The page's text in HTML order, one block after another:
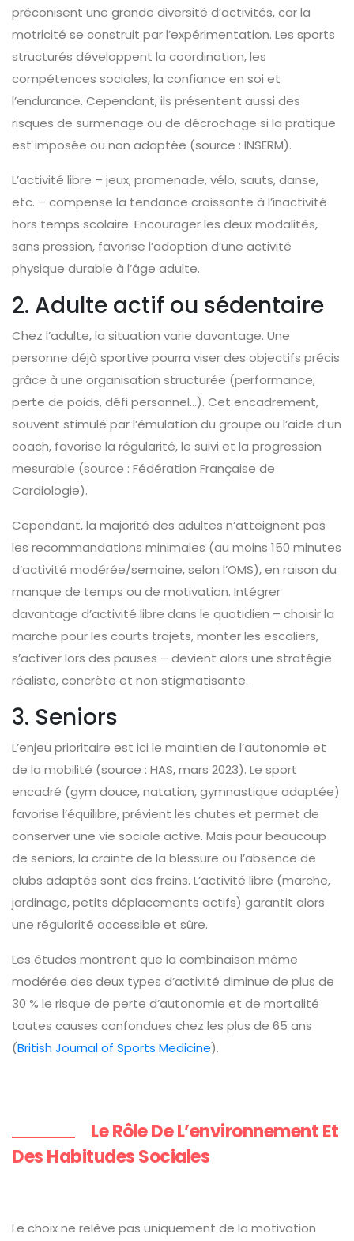
préconisent une grande diversité d’activités, car la
motricité se construit par l’expérimentation. Les sports
structurés développent la coordination, les
compétences sociales, la confiance en soi et
l’endurance. Cependant, ils présentent aussi des
risques de surmenage ou de décrochage si la pratique
est imposée ou non adaptée (source : INSERM).
L’activité libre – jeux, promenade, vélo, sauts, danse,
etc. – compense la tendance croissante à l’inactivité
hors temps scolaire. Encourager les deux modalités,
sans pression, favorise l’adoption d’une activité
physique durable à l’âge adulte.
2. Adulte actif ou sédentaire
Chez l’adulte, la situation varie davantage. Une
personne déjà sportive pourra viser des objectifs précis
grâce à une organisation structurée (performance,
perte de poids, défi personnel…). Cet encadrement,
souvent stimulé par l’émulation du groupe ou l’aide d’un
coach, favorise la régularité, le suivi et la progression
mesurable (source : Fédération Française de
Cardiologie).
Cependant, la majorité des adultes n’atteignent pas
les recommandations minimales (au moins 150 minutes
d’activité modérée/semaine, selon l’OMS), en raison du
manque de temps ou de motivation. Intégrer
davantage d’activité libre dans le quotidien – choisir la
marche pour les courts trajets, monter les escaliers,
s’activer lors des pauses – devient alors une stratégie
réaliste, concrète et non stigmatisante.
3. Seniors
L’enjeu prioritaire est ici le maintien de l’autonomie et
de la mobilité (source : HAS, mars 2023). Le sport
encadré (gym douce, natation, gymnastique adaptée)
favorise l’équilibre, prévient les chutes et permet de
conserver une vie sociale active. Mais pour beaucoup
de seniors, la crainte de la blessure ou l’absence de
clubs adaptés sont des freins. L’activité libre (marche,
jardinage, petits déplacements actifs) garantit alors
une régularité accessible et sûre.
Les études montrent que la combinaison même
modérée des deux types d’activité diminue de plus de
30 % le risque de perte d’autonomie et de mortalité
toutes causes confondues chez les plus de 65 ans
(British Journal of Sports Medicine).
Le Rôle De L’environnement Et
Des Habitudes Sociales
Le choix ne relève pas uniquement de la motivation